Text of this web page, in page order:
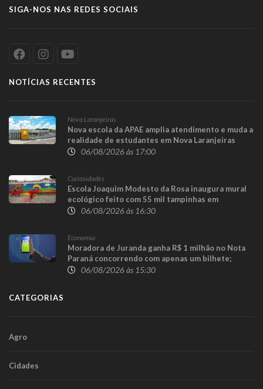
SIGA-NOS NAS REDES SOCIAIS
NOTÍCIAS RECENTES
Nova Laranjeiras
Nova escola da APAE amplia atendimento e muda a
realidade de estudantes em Nova Laranjeiras
06/08/2026 às 17:00
Curiosidades
Escola Joaquim Modesto da Rosa inaugura mural
ecológico feito com 55 mil tampinhas em
Guaraniaçu
06/08/2026 às 16:30
Economia
Moradora de Juranda ganha R$ 1 milhão no Nota
Paraná concorrendo com apenas um bilhete;
prêmio de R$ 100 mil sai para Toledo
06/08/2026 às 15:30
CATEGORIAS
Agro
Cidades